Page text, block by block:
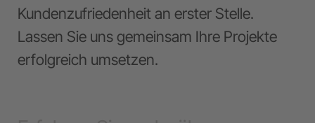
Kundenzufriedenheit an erster Stelle.
Lassen Sie uns gemeinsam Ihre Projekte
erfolgreich umsetzen.